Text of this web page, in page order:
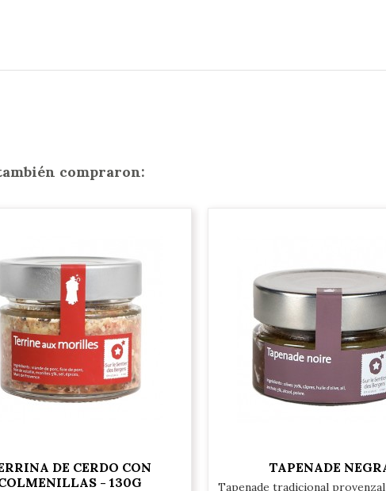
compraron:
DE CERDO CON
- 130G
TAPENADE
Tapenade tradicional